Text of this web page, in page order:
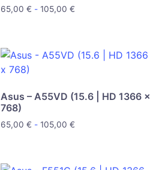
65,00 € - 105,00 €
Asus – A55VD (15.6 | HD 1366 x
768)
65,00 € - 105,00 €